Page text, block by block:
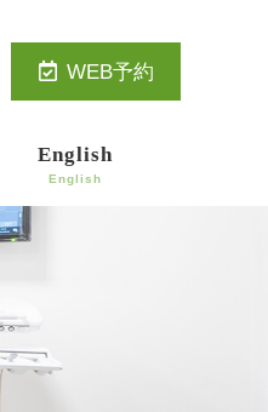
WEB予約
English
English